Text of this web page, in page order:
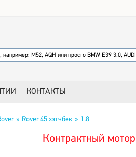
КОНТАКТЫ
Rover 45 хэтчбек 1.8
Контрактный